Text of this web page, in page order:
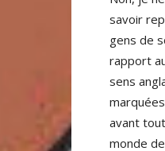
savoir
gens de
rapport
sens
avant
monde